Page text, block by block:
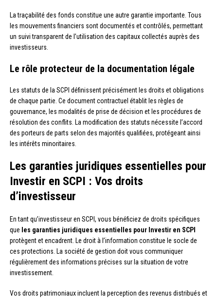
La traçabilité des fonds constitue une autre garantie importante. Tous
les mouvements financiers sont documentés et contrôlés, permettant
un suivi transparent de l’utilisation des capitaux collectés auprès des
investisseurs.
Le rôle protecteur de la documentation légale
Les statuts de la SCPI définissent précisément les droits et obligations
de chaque partie. Ce document contractuel établit les règles de
gouvernance, les modalités de prise de décision et les procédures de
résolution des conflits. La modification des statuts nécessite l’accord
des porteurs de parts selon des majorités qualifiées, protégeant ainsi
les intérêts minoritaires.
Les garanties juridiques essentielles pour
Investir en SCPI : Vos droits
d’investisseur
En tant qu’investisseur en SCPI, vous bénéficiez de droits spécifiques
que les garanties juridiques essentielles pour Investir en SCPI
protègent et encadrent. Le droit à l’information constitue le socle de
ces protections. La société de gestion doit vous communiquer
régulièrement des informations précises sur la situation de votre
investissement.
Vos droits patrimoniaux incluent la perception des revenus distribués et